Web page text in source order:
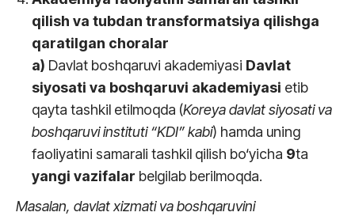
qilish va tubdan transformatsiya qilishga
qaratilgan choralar
a) Davlat boshqaruvi akademiyasi Davlat
siyosati va boshqaruvi akademiyasi etib
qayta tashkil etilmoqda (Koreya davlat siyosati va
boshqaruvi instituti “KDI” kabi) hamda uning
faoliyatini samarali tashkil qilish bo‘yicha 9ta
yangi vazifalar belgilab berilmoqda.
Masalan, davlat xizmati va boshqaruvini